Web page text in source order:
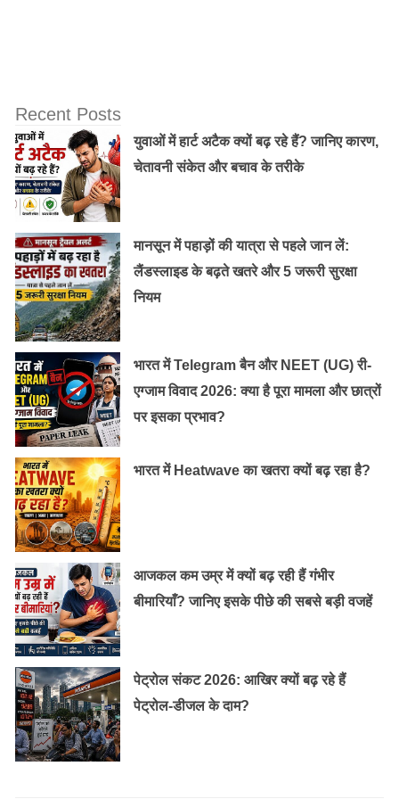
अटल बिहारी वाजपेयी ने पूर्व प्रधानमंत्री लालबहादुर शास्त्री की
तरफ से दिए गए नारे ‘जय जवान-जय किसान’ में अलग से जय
विज्ञान भी जोड़ा। देश की सामरिक सुरक्षा पर उन्हें समझौता गवारा
नहीं था।
ये भी पढ़ें :जन्मदिन विशेष: नन्हे कहलाने वाले, कैसे बने भारत के
दुसरे प्रधानमंत्री………..
वाजपेयी ने वैश्विक चुनौतियों के बाद भी राजस्थान के पोखरण में
1998 में परमाणु परीक्षण किया। इस परीक्षण के बाद अमेरिका समेत
कई देशों ने भारत पर आर्थिक प्रतिबंध लगा दिया। लेकिन उनकी
दृढ़ राजनीतिक इच्छा शक्ति ने इन परिस्थितियों में भी उन्हें अटल
स्तंभ के रूप में अडिग रखा। कारगिल युद्ध की भयावहता का भी डट
कर मुकाबला किया और पाकिस्तान को धूल चटाई थी।
Recent Posts
युवाओं में हार्ट अटैक क्यों बढ़ रहे हैं? जानिए कारण,
चेतावनी संकेत और बचाव के तरीके
मानसून में पहाड़ों की यात्रा से पहले जान लें:
लैंडस्लाइड के बढ़ते खतरे और 5 जरूरी सुरक्षा
नियम
भारत में Telegram बैन और NEET (UG) री-
एग्जाम विवाद 2026: क्या है पूरा मामला और छात्रों
पर इसका प्रभाव?
भारत में Heatwave का खतरा क्यों बढ़ रहा है?
आजकल कम उम्र में क्यों बढ़ रही हैं गंभीर
बीमारियाँ? जानिए इसके पीछे की सबसे बड़ी वजहें
पेट्रोल संकट 2026: आखिर क्यों बढ़ रहे हैं
पेट्रोल-डीजल के दाम?